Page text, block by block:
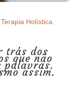
Terapia Holística
trás dos
que não
palavras.
assim.